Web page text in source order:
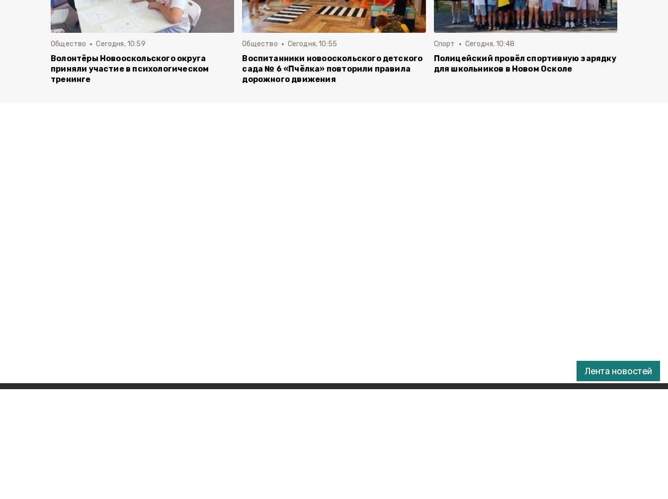
Лента новостей
Общество Сегодня, 10:59
Волонтёры Новооскольского округа
приняли участие в психологическом
тренинге
Общество Сегодня, 10:55
Воспитанники новооскольского детского
сада № 6 «Пчёлка» повторили правила
дорожного движения
Спорт Сегодня, 10:48
Полицейский провёл спортивную зарядку
для школьников в Новом Осколе